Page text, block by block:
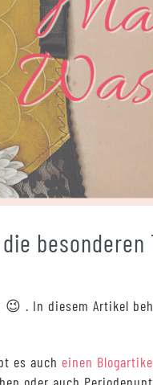
. In diesem Artikel
es auch einen